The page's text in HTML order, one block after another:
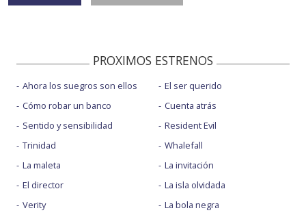
PROXIMOS ESTRENOS
Ahora los suegros son ellos
Cómo robar un banco
Sentido y sensibilidad
Trinidad
La maleta
El director
Verity
El ser querido
Cuenta atrás
Resident Evil
Whalefall
La invitación
La isla olvidada
La bola negra